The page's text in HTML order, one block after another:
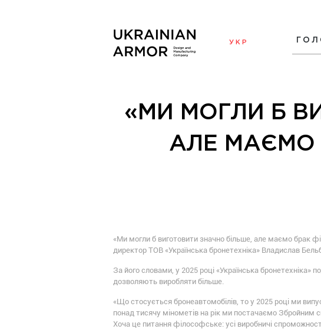
УКР
«МИ МОГЛИ Б
АЛЕ МАЄМО
«Ми могли б виготовити значно більше, але маємо брак
директор ТОВ «Українська бронетехніка» Владислав
За його словами, у 2025 році «Українська бронетехніка»
дозволяють виробляти більше.
«Що стосується бронеавтомобілів, то у 2025 році ми
понад тисячу мінометів на рік ми постачаємо Збройним
Хоча це питання філософське: усі виробничі